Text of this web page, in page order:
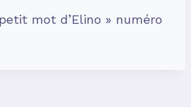
mot d’Elino » numéro